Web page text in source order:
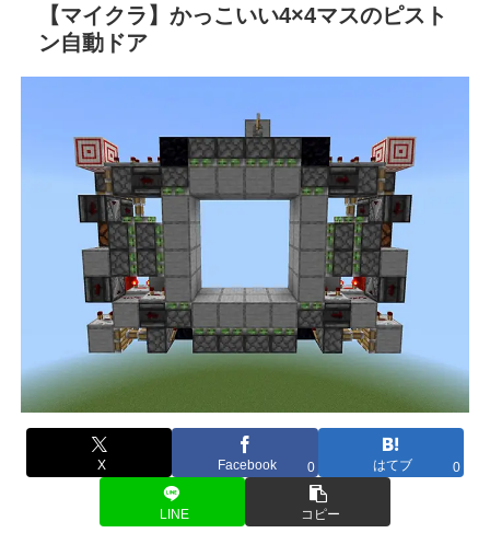
【マイクラ】かっこいい4×4マスのピスト
ン自動ドア
X Facebook 0 はてブ 0
LINE コピー